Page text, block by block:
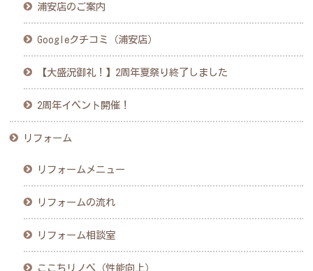
浦安店のご案内
Googleクチコミ（浦安店）
【大盛況御礼！】2周年夏祭り終了しました
2周年イベント開催！
リフォーム
リフォームメニュー
リフォームの流れ
リフォーム相談室
ここちリノベ（性能向上）